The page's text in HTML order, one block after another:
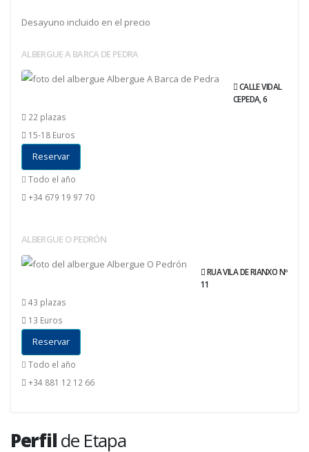
Desayuno incluido en el precio
ALBERGUE A BARCA DE PEDRA
CALLE VIDAL
CEPEDA, 6
22 plazas
15-18 Euros
Reservar
Todo el año
+34 679 19 97 70
ALBERGUE O PEDRÓN
RUA VILA DE RIANXO Nº
11
43 plazas
13 Euros
Reservar
Todo el año
+34 881 12 12 66
Perfilde Etapa